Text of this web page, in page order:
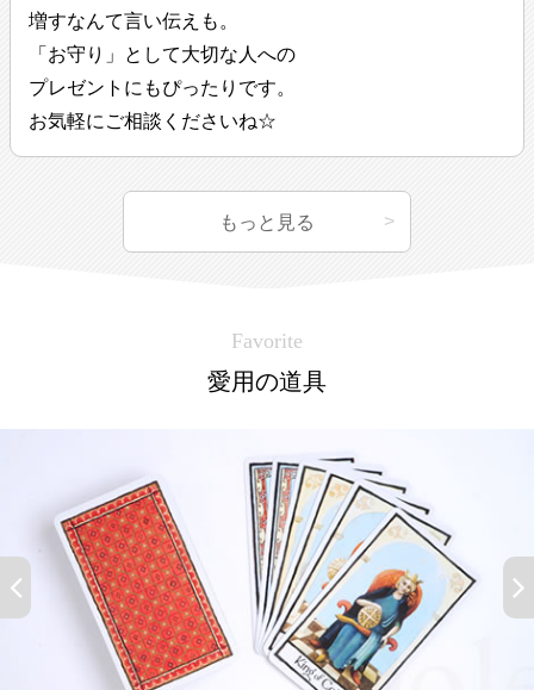
増すなんて言い伝えも。
「お守り」として大切な人への
プレゼントにもぴったりです。
お気軽にご相談くださいね☆
もっと見る
Favorite
愛用の道具